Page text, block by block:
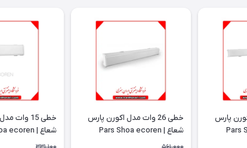
اکورن پارس
خطی 26 وات مدل اکورن پارس
شعاع | Pars Shoa ecoren
شعاع | Pars Shoa ecoren